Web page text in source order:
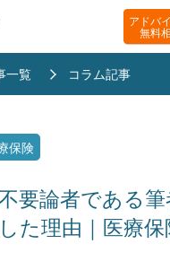
アドバ
無料
一覧 コラム記事
保険
要論者である
た理由｜医療